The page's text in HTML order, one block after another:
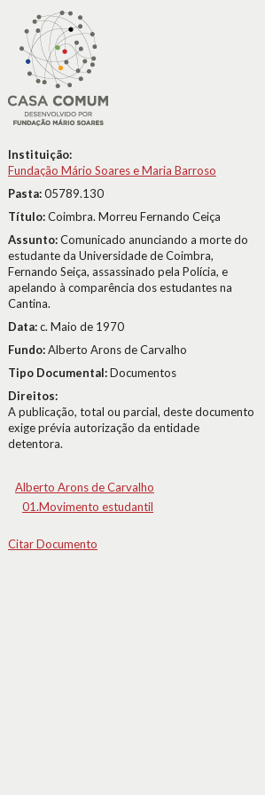
Instituição:
Fundação Mário Soares e Maria Barroso
Pasta:05789.130
Título:Coimbra. Morreu Fernando Ceiça
Assunto:Comunicado anunciando a morte do
estudante da Universidade de Coimbra,
Fernando Seiça, assassinado pela Polícia, e
apelando à comparência dos estudantes na
Cantina.
Data:c. Maio de 1970
Fundo:Alberto Arons de Carvalho
Tipo Documental:Documentos
Direitos:
A publicação, total ou parcial, deste documento
exige prévia autorização da entidade
detentora.
Alberto Arons de Carvalho
01.Movimento estudantil
Citar Documento